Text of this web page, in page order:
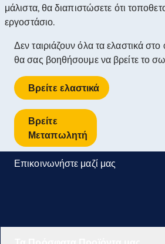
μάλιστα, θα διαπιστώσετε ότι
εργοστάσιο.
Δεν ταιριάζουν όλα τα ελαστικά
θα σας βοηθήσουμε να βρείτε το
Βρείτε ελαστικά
Βρείτε
Μεταπωλητή
Επικοινωνήστε μαζί μας